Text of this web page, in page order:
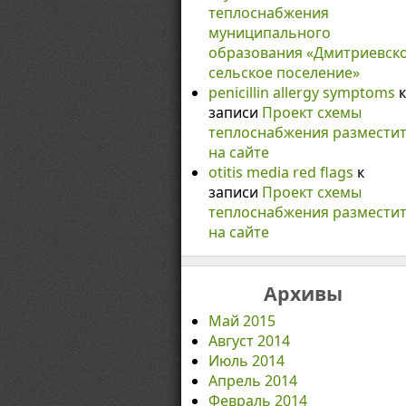
теплоснабжения
муниципального
образования
сельское поселение»
penicillin allergy symptoms к
записи Проект схемы
теплоснабжения
на сайте
otitis media red flags к
записи Проект схемы
теплоснабжения
на сайте
Архивы
Май 2015
Август 2014
Июль 2014
Апрель 2014
Февраль 2014